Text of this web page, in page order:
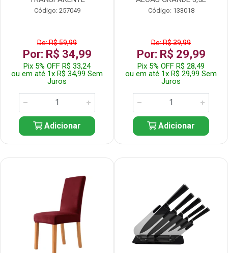
Código: 257049
De: R$ 59,99
Por: R$ 34,99
Pix 5% OFF R$ 33,24
ou em até 1x R$ 34,99 Sem
Juros
Adicionar
Código: 133018
De: R$ 39,99
Por: R$ 29,99
Pix 5% OFF R$ 28,49
ou em até 1x R$ 29,99 Sem
Juros
Adicionar